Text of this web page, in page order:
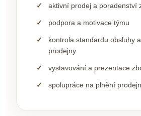
aktivní prodej a poradenství
podpora a motivace týmu
kontrola standardu obsluhy
prodejny
vystavování a prezentace
spolupráce na plnění